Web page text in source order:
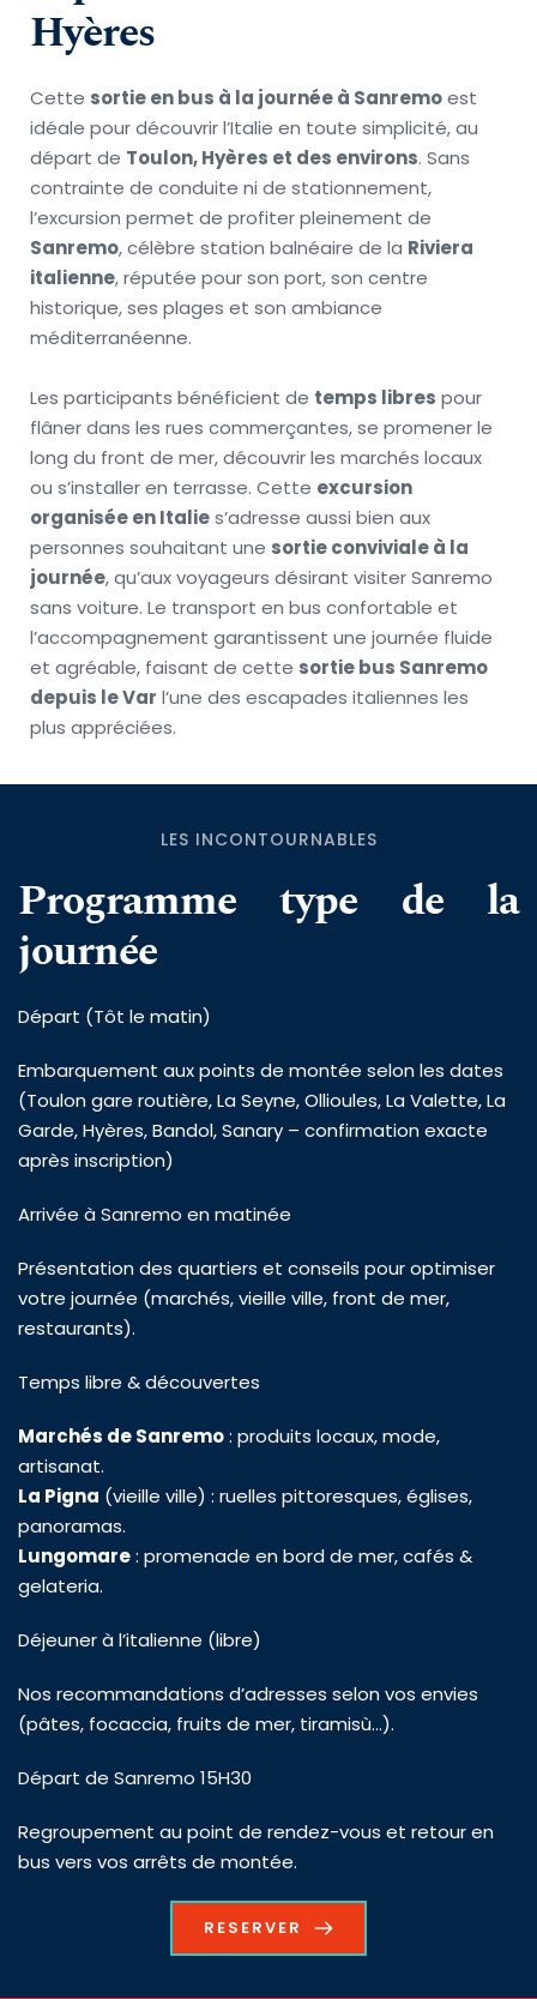
Hyères
Cette sortie en bus à la journée à Sanremo est
idéale pour découvrir l’Italie en toute simplicité, au
départ de Toulon, Hyères et des environs. Sans
contrainte de conduite ni de stationnement,
Sanremo, célèbre station balnéaire de la Riviera
italienne, réputée pour son port, son centre
historique, ses plages et son ambiance
méditerranéenne.
Les participants bénéficient de temps libres pour
flâner dans les rues commerçantes, se promener le
long du front de mer, découvrir les marchés locaux
ou s’installer en terrasse. Cette excursion
organisée en Italie s’adresse aussi bien aux
personnes souhaitant une sortie conviviale à la
journée, qu’aux voyageurs désirant visiter Sanremo
sans voiture. Le transport en bus confortable et
l’accompagnement garantissent une journée fluide
et agréable, faisant de cette sortie bus Sanremo
depuis le Var l’une des escapades italiennes les
plus appréciées.
LES INCONTOURNABLES
Programme type de la
journée
Départ (Tôt le matin)
Embarquement aux points de montée selon les dates
(Toulon gare routière, La Seyne, Ollioules, La Valette, La
Garde, Hyères, Bandol, Sanary – confirmation exacte
après inscription)
Arrivée à Sanremo en matinée
Présentation des quartiers et conseils pour optimiser
votre journée (marchés, vieille ville, front de mer,
restaurants).
Temps libre & découvertes
Marchés de Sanremo : produits locaux, mode,
artisanat.
La Pigna (vieille ville) : ruelles pittoresques, églises,
panoramas.
Lungomare : promenade en bord de mer, cafés &
gelateria.
Déjeuner à l’italienne (libre)
Nos recommandations d’adresses selon vos envies
(pâtes, focaccia, fruits de mer, tiramisù…).
Départ de Sanremo 15H30
Regroupement au point de rendez-vous et retour en
bus vers vos arrêts de montée.
RESERVER